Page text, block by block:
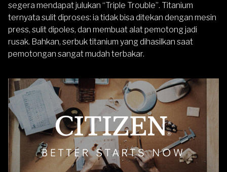
segera mendapat julukan “Triple Trouble”. Titanium
ternyata sulit diproses: ia tidak bisa ditekan dengan mesin
press, sulit dipoles, dan membuat alat pemotong jadi
rusak. Bahkan, serbuk titanium yang dihasilkan saat
pemotongan sangat mudah terbakar.